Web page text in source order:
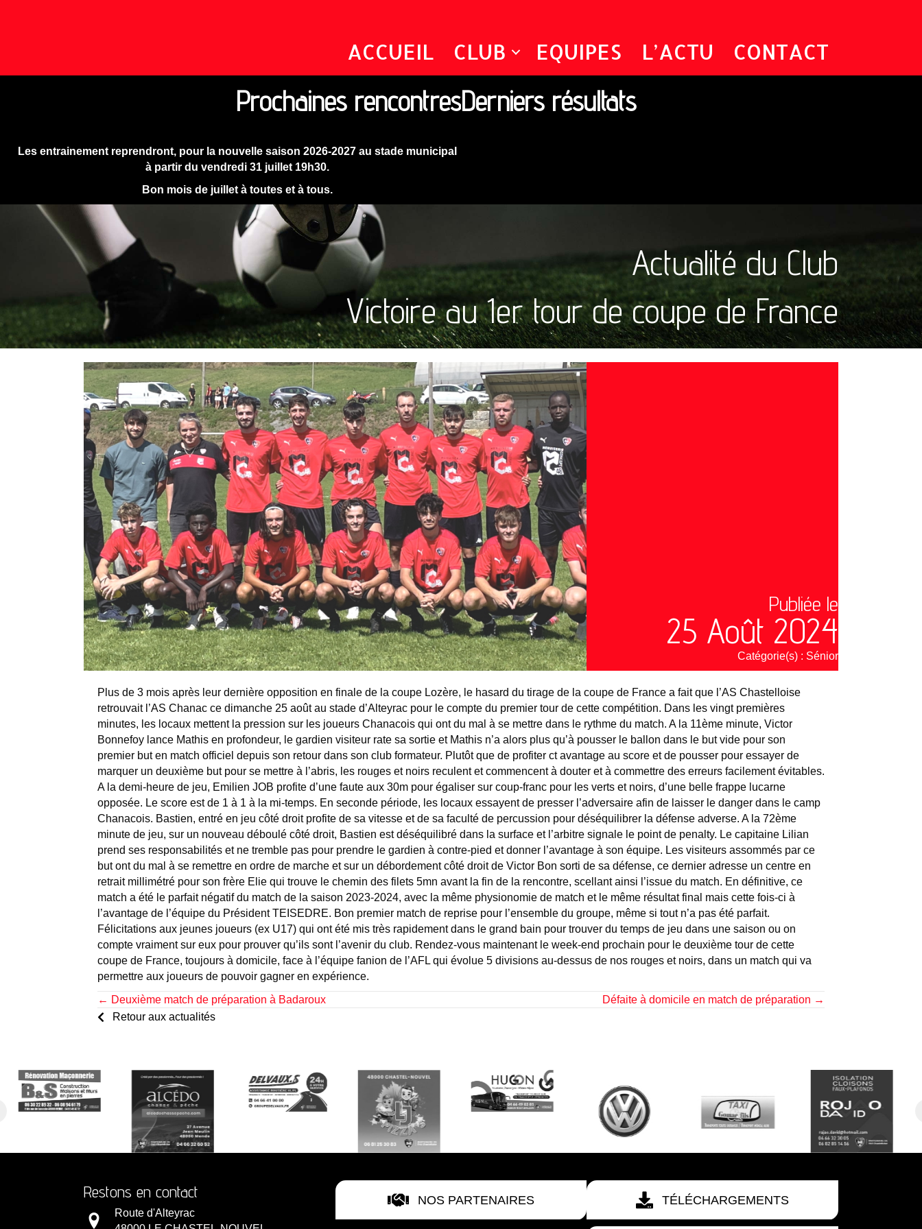
ACCUEIL CLUB EQUIPES L’ACTU CONTACT
Prochaines rencontresDerniers résultats
Les entrainement reprendront, pour la nouvelle saison 2026-2027 au stade municipal
à partir du vendredi 31 juillet 19h30.
Bon mois de juillet à toutes et à tous.
Actualité du Club
Victoire au 1er tour de coupe de France
Publiée le
25 Août 2024
Catégorie(s) : Sénior
Plus de 3 mois après leur dernière opposition en finale de la coupe Lozère, le hasard du tirage de la coupe de France a fait que l’AS Chastelloise
retrouvait l’AS Chanac ce dimanche 25 août au stade d’Alteyrac pour le compte du premier tour de cette compétition. Dans les vingt premières
minutes, les locaux mettent la pression sur les joueurs Chanacois qui ont du mal à se mettre dans le rythme du match. A la 11ème minute, Victor
Bonnefoy lance Mathis en profondeur, le gardien visiteur rate sa sortie et Mathis n’a alors plus qu’à pousser le ballon dans le but vide pour son
premier but en match officiel depuis son retour dans son club formateur. Plutôt que de profiter ct avantage au score et de pousser pour essayer de
marquer un deuxième but pour se mettre à l’abris, les rouges et noirs reculent et commencent à douter et à commettre des erreurs facilement évitables.
A la demi-heure de jeu, Emilien JOB profite d’une faute aux 30m pour égaliser sur coup-franc pour les verts et noirs, d’une belle frappe lucarne
opposée. Le score est de 1 à 1 à la mi-temps. En seconde période, les locaux essayent de presser l’adversaire afin de laisser le danger dans le camp
Chanacois. Bastien, entré en jeu côté droit profite de sa vitesse et de sa faculté de percussion pour déséquilibrer la défense adverse. A la 72ème
minute de jeu, sur un nouveau déboulé côté droit, Bastien est déséquilibré dans la surface et l’arbitre signale le point de penalty. Le capitaine Lilian
prend ses responsabilités et ne tremble pas pour prendre le gardien à contre-pied et donner l’avantage à son équipe. Les visiteurs assommés par ce
but ont du mal à se remettre en ordre de marche et sur un débordement côté droit de Victor Bon sorti de sa défense, ce dernier adresse un centre en
retrait millimétré pour son frère Elie qui trouve le chemin des filets 5mn avant la fin de la rencontre, scellant ainsi l’issue du match. En définitive, ce
match a été le parfait négatif du match de la saison 2023-2024, avec la même physionomie de match et le même résultat final mais cette fois-ci à
l’avantage de l’équipe du Président TEISEDRE. Bon premier match de reprise pour l’ensemble du groupe, même si tout n’a pas été parfait.
Félicitations aux jeunes joueurs (ex U17) qui ont été mis très rapidement dans le grand bain pour trouver du temps de jeu dans une saison ou on
compte vraiment sur eux pour prouver qu’ils sont l’avenir du club. Rendez-vous maintenant le week-end prochain pour le deuxième tour de cette
coupe de France, toujours à domicile, face à l’équipe fanion de l’AFL qui évolue 5 divisions au-dessus de nos rouges et noirs, dans un match qui va
permettre aux joueurs de pouvoir gagner en expérience.
Posts
← Deuxième match de préparation à Badaroux
Défaite à domicile en match de préparation →
Retour aux actualités
Restons en contact
Route d'Alteyrac
NOS PARTENAIRES TÉLÉCHARGEMENTS